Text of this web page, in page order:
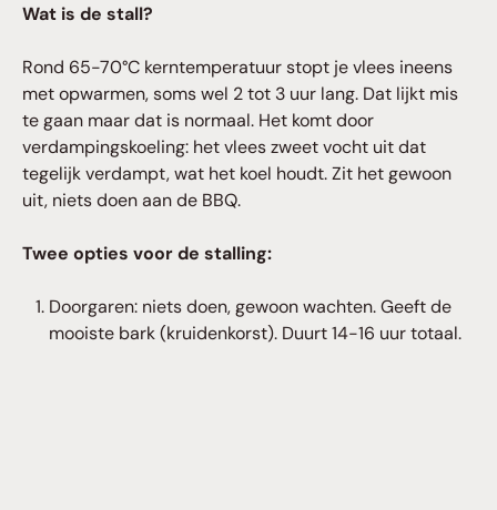
Wat is de stall?
Rond 65-70°C kerntemperatuur stopt je vlees ineens
met opwarmen, soms wel 2 tot 3 uur lang. Dat lijkt mis
te gaan maar dat is normaal. Het komt door
verdampingskoeling: het vlees zweet vocht uit dat
tegelijk verdampt, wat het koel houdt. Zit het gewoon
uit, niets doen aan de BBQ.
Twee opties voor de stalling:
Doorgaren: niets doen, gewoon wachten. Geeft de
mooiste bark (kruidenkorst). Duurt 14-16 uur totaal.